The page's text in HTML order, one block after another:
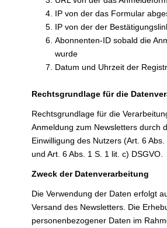
IP von der das Formular
IP von der der
Abonnenten-ID sobald die
wurde
Datum und Uhrzeit der
Rechtsgrundlage für die
Rechtsgrundlage für die
Anmeldung zum Newsletters durch
Einwilligung des Nutzers (Art. 6
und Art. 6 Abs. 1 S. 1 lit. c) DSGVO.
Zweck der Datenverarbeitung
Die Verwendung der Daten erfolgt
Versand des Newsletters. Die
personenbezogener Daten im